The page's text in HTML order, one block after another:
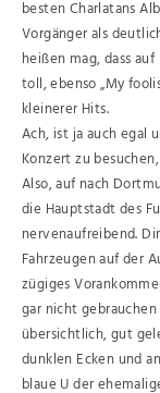
besten Charlatans
Vorgänger als
heißen mag, dass auf
toll, ebenso „My
kleinerer Hits.
Ach, ist ja auch egal
Konzert zu
Also, auf nach
die Hauptstadt des
nervenaufreibend.
Fahrzeugen auf der
zügiges
gar nicht
übersichtlich, gut
dunklen Ecken und
blaue U der